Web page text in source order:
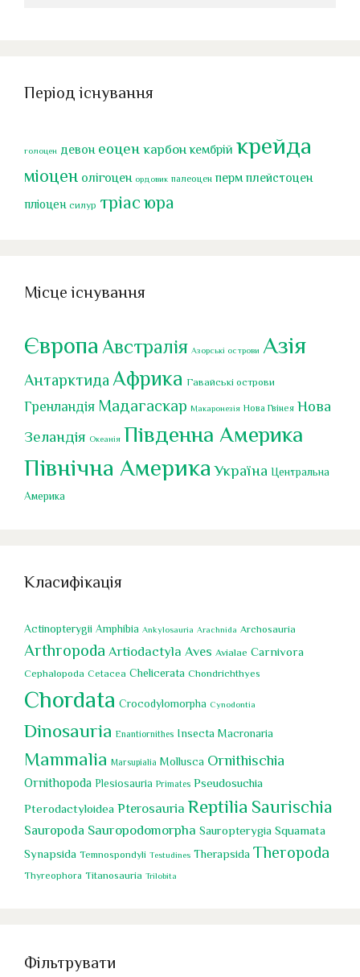
Період існування
голоцен девон еоцен карбон кембрій крейда
міоцен олігоцен ордовик палеоцен перм плейстоцен
пліоцен силур тріасюра
Місце існування
Європа Австралія Азорські острови Азія
Антарктида Африка Гавайські острови
Гренландія Мадагаскар Макаронезія Нова Гвінея Нова
Зеландія Океанія Південна Америка
Північна Америка Україна Центральна
Америка
Класифікація
Actinopterygii Amphibia Ankylosauria Arachnida Archosauria
Arthropoda Artiodactyla Aves Avialae Carnivora
Cephalopoda Cetacea Chelicerata Chondrichthyes
Chordata Crocodylomorpha Cynodontia
Dinosauria Enantiornithes Insecta Macronaria
Mammalia Marsupialia Mollusca Ornithischia
Ornithopoda Plesiosauria Primates Pseudosuchia
Pterodactyloidea Pterosauria Reptilia Saurischia
Sauropoda Sauropodomorpha Sauropterygia Squamata
Synapsida Temnospondyli Testudines Therapsida Theropoda
Thyreophora Titanosauria Trilobita
Фільтрувати